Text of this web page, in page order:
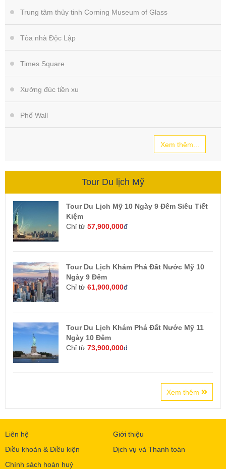
Trung tâm thủy tinh Corning Museum of Glass
Tòa nhà Độc Lập
Times Square
Xưởng đúc tiền xu
Phố Wall
Xem thêm...
Tour Du lịch Mỹ
Tour Du Lịch Mỹ 10 Ngày 9 Đêm Siêu Tiết
Kiệm
Chỉ từ 57,900,000đ
Tour Du Lịch Khám Phá Đất Nước Mỹ 10
Ngày 9 Đêm
Chỉ từ 61,900,000đ
Tour Du Lịch Khám Phá Đất Nước Mỹ 11
Ngày 10 Đêm
Chỉ từ 73,900,000đ
Xem thêm
Liên hệ
Giới thiệu
Điều khoản & Điều kiện
Dịch vụ và Thanh toán
Chính sách hoàn huỷ